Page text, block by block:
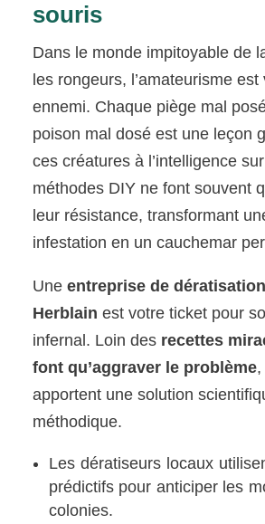
souris
Dans le monde impitoyable de
les rongeurs, l’amateurisme
ennemi. Chaque piège mal
poison mal dosé est une leçon
ces créatures à l’intelligence
méthodes DIY ne font souvent
leur résistance, transformant
infestation en un cauchemar
Uneentreprise de
Herblain est votre ticket pour
infernal. Loin des recettes
font qu’aggraver le problème
apportent une solution
méthodique.
Les dératiseurs locaux
prédictifs pour anticiper les
colonies.